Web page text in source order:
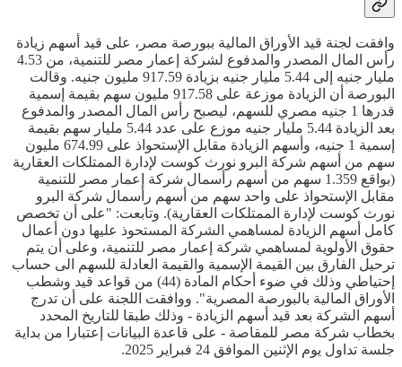
وافقت لجنة قيد الأوراق المالية ببورصة مصر، على قيد أسهم زيادة
رأس المال المصدر والمدفوع لشركة إعمار مصر للتنمية، من 4.53
مليار جنيه إلى 5.44 مليار جنيه بزيادة 917.59 مليون جنيه. وقالت
البورصة أن الزيادة موزعة على 917.58 مليون سهم بقيمة إسمية
قدرها 1 جنيه مصري للسهم، ليصبح رأس المال المصدر والمدفوع
بعد الزيادة 5.44 مليار جنيه موزع على عدد 5.44 مليار سهم بقيمة
إسمية 1 جنيه، وأسهم الزيادة مقابل الإستحواذ على 674.99 مليون
سهم من أسهم شركة البرو نورث كوست لإدارة الممتلكات العقارية
(بواقع 1.359 سهم من أسهم رأسمال شركة إعمار مصر للتنمية
مقابل الإستحواذ على واحد سهم من أسهم رأسمال شركة البرو
نورث كوست لإدارة الممتلكات العقارية). وتابعت: "على أن تخصص
كامل أسهم الزيادة لمساهمي الشركة المستحوذ عليها دون أعمال
حقوق الأولوية لمساهمي شركة إعمار مصر للتنمية، وعلى أن يتم
ترحيل الفارق بين القيمة الإسمية والقيمة العادلة للسهم الى حساب
إحتياطي وذلك في ضوء أحكام المادة (44) من قواعد قيد وشطب
الأوراق المالية بالبورصة المصرية". ووافقت اللجنة على أن تدرج
أسهم الشركة بعد قيد أسهم الزيادة - وذلك طبقا للتاريخ المحدد
بخطاب شركة مصر للمقاصة - على قاعدة البيانات إعتبارا من بداية
جلسة تداول يوم الإثنين الموافق 24 فبراير 2025.